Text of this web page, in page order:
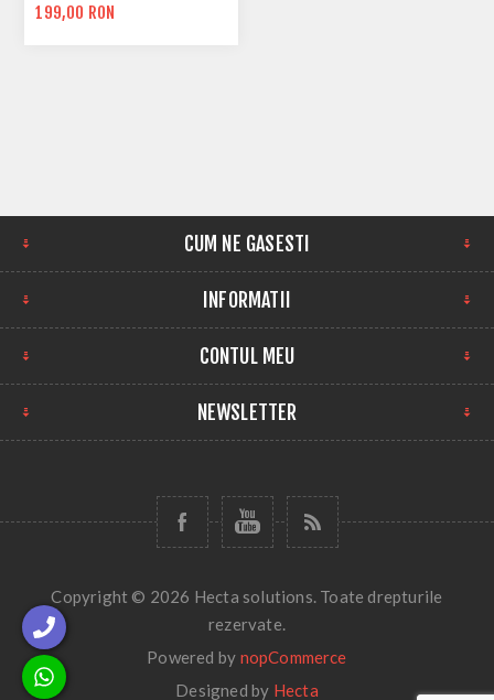
199,00 RON
CUM NE GASESTI
INFORMATII
CONTUL MEU
NEWSLETTER
Copyright © 2026 Hecta solutions. Toate drepturile
rezervate.
Powered by nopCommerce
Designed by Hecta